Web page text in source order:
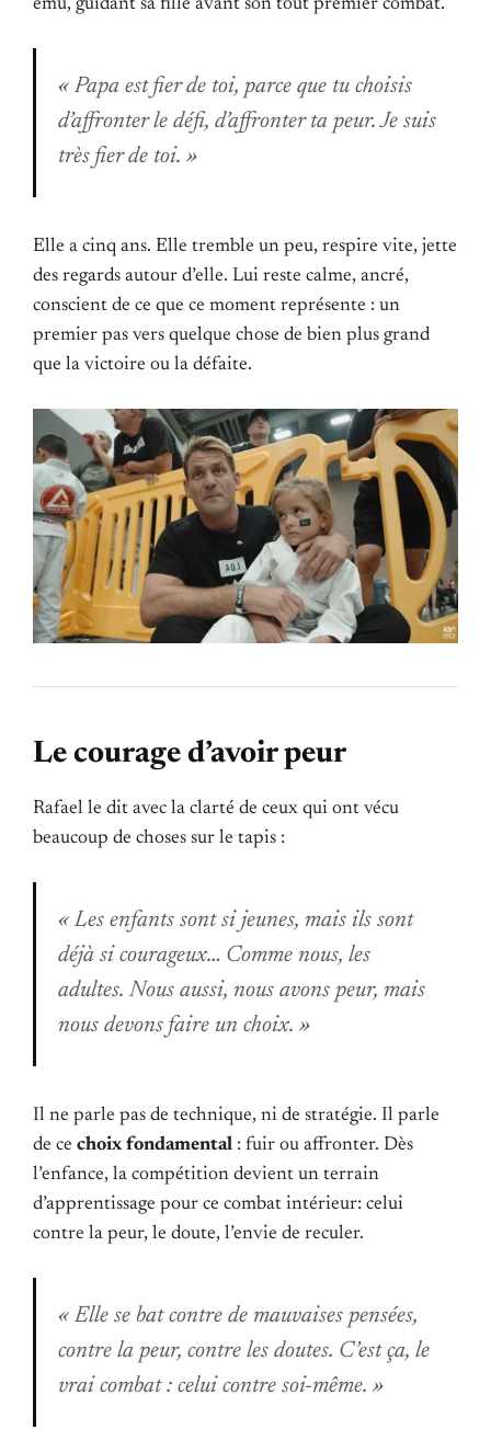
ému, guidant sa fille avant son tout premier combat.
« Papa est fier de toi, parce que tu choisis
d’affronter le défi, d’affronter ta peur. Je suis
très fier de toi. »
Elle a cinq ans. Elle tremble un peu, respire vite, jette
des regards autour d’elle. Lui reste calme, ancré,
conscient de ce que ce moment représente : un
premier pas vers quelque chose de bien plus grand
que la victoire ou la défaite.
Le courage d’avoir peur
Rafael le dit avec la clarté de ceux qui ont vécu
beaucoup de choses sur le tapis :
« Les enfants sont si jeunes, mais ils sont
déjà si courageux… Comme nous, les
adultes. Nous aussi, nous avons peur, mais
nous devons faire un choix. »
Il ne parle pas de technique, ni de stratégie. Il parle
de ce choix fondamental : fuir ou affronter. Dès
l’enfance, la compétition devient un terrain
d’apprentissage pour ce combat intérieur: celui
contre la peur, le doute, l’envie de reculer.
« Elle se bat contre de mauvaises pensées,
contre la peur, contre les doutes. C’est ça, le
vrai combat : celui contre soi-même. »